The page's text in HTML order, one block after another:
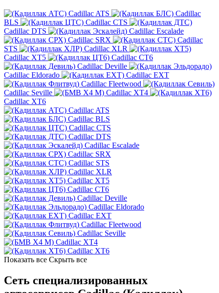
Cadillac ATS
Cadillac
BLS
Cadillac CTS
Cadillac DTS
Cadillac Escalade
Cadillac SRX
Cadillac
STS
Cadillac XLR
Cadillac XT5
Cadillac CT6
Cadillac Deville
Cadillac Eldorado
Cadillac EXT
Cadillac Fleetwood
Cadillac Seville
Cadillac XT4
Cadillac XT6
Cadillac ATS
Cadillac BLS
Cadillac CTS
Cadillac DTS
Cadillac Escalade
Cadillac SRX
Cadillac STS
Cadillac XLR
Cadillac XT5
Cadillac CT6
Cadillac Deville
Cadillac Eldorado
Cadillac EXT
Cadillac Fleetwood
Cadillac Seville
Cadillac XT4
Cadillac XT6
Показать все Скрыть все
Сеть специализированных